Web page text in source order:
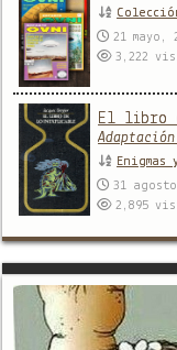
21 mayo,
3,222
El libro
31
2,895